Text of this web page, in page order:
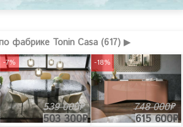
фабрике Tonin Casa (617) ▶
539 000₽
503 300₽
-7%
748 000₽
615 600₽
-18%